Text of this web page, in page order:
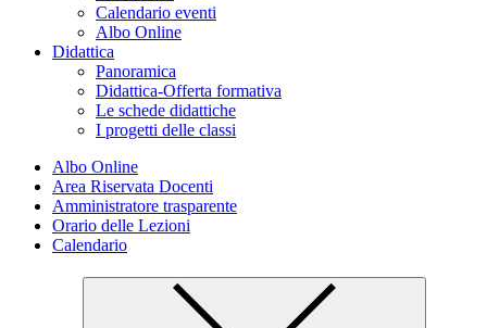
Calendario eventi
Albo Online
Didattica
Panoramica
Didattica-Offerta formativa
Le schede didattiche
I progetti delle classi
Albo Online
Area Riservata Docenti
Amministratore trasparente
Orario delle Lezioni
Calendario